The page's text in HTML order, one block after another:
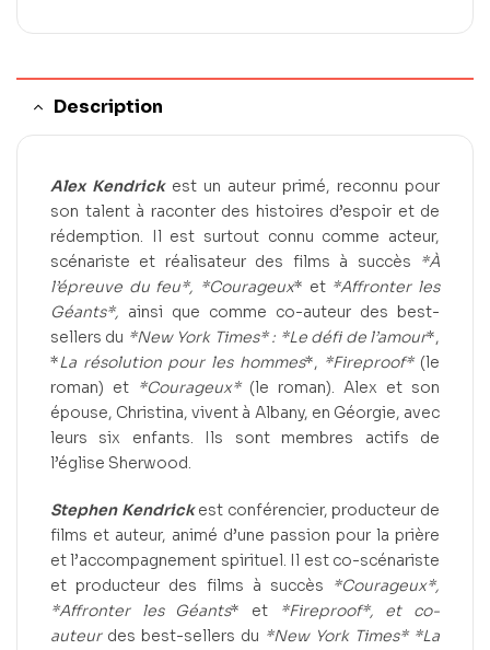
Description
Alex Kendrick est un auteur primé, reconnu pour
son talent à raconter des histoires d’espoir et de
rédemption. Il est surtout connu comme acteur,
scénariste et réalisateur des films à succès
*À
l’épreuve du feu*, *Courageux* et *Affronter les
Géants*, ainsi que comme co-auteur des best-
sellers du *New York Times* : *Le défi de l’amour*,
*La résolution pour les hommes*, *Fireproof* (le
roman) et *Courageux* (le roman). Alex et son
épouse, Christina, vivent à Albany, en Géorgie, avec
leurs six enfants. Ils sont membres actifs de
l’église Sherwood.
Stephen Kendrickest conférencier, producteur de
films et auteur, animé d’une passion pour la prière
et l’accompagnement spirituel. Il est co-scénariste
et producteur des films à succès
*Courageux*,
*Affronter les Géants* et
*Fireproof*, et co-
auteur des best-sellers du *New York Times* *La